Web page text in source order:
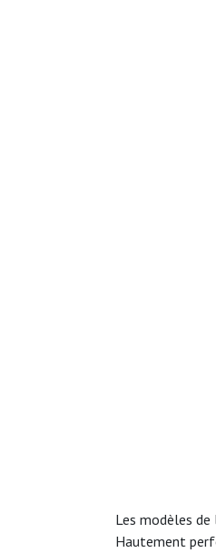
Les modèles de
Hautement